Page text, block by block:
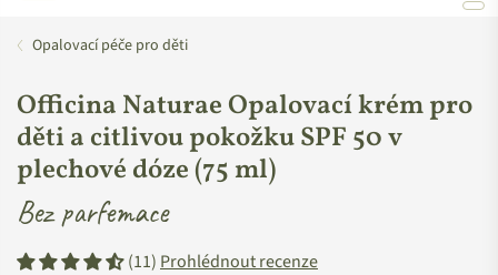
Opalovací péče pro děti
Officina Naturae Opalovací krém pro
děti a citlivou pokožku SPF 50 v
plechové dóze (75 ml)
Bez parfemace
(11) Prohlédnout recenze